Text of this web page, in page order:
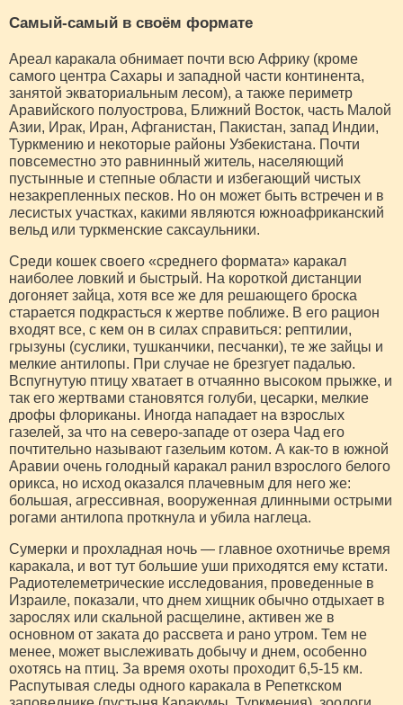
Самый-самый в своём формате
Ареал каракала обнимает почти всю Африку (кроме
самого центра Сахары и западной части континента,
занятой экваториальным лесом), а также периметр
Аравийского полуострова, Ближний Восток, часть Малой
Азии, Ирак, Иран, Афганистан, Пакистан, запад Индии,
Туркмению и некоторые районы Узбекистана. Почти
повсеместно это равнинный житель, населяющий
пустынные и степные области и избегающий чистых
незакрепленных песков. Но он может быть встречен и в
лесистых участках, какими являются южноафриканский
вельд или туркменские саксаульники.
Среди кошек своего «среднего формата» каракал
наиболее ловкий и быстрый. На короткой дистанции
догоняет зайца, хотя все же для решающего броска
старается подкрасться к жертве поближе. В его рацион
входят все, с кем он в силах справиться: рептилии,
грызуны (суслики, тушканчики, песчанки), те же зайцы и
мелкие антилопы. При случае не брезгует падалью.
Вспугнутую птицу хватает в отчаянно высоком прыжке, и
так его жертвами становятся голуби, цесарки, мелкие
дрофы флориканы. Иногда нападает на взрослых
газелей, за что на северо-западе от озера Чад его
почтительно называют газельим котом. А как-то в южной
Аравии очень голодный каракал ранил взрослого белого
орикса, но исход оказался плачевным для него же:
большая, агрессивная, вооруженная длинными острыми
рогами антилопа проткнула и убила наглеца.
Сумерки и прохладная ночь — главное охотничье время
каракала, и вот тут большие уши приходятся ему кстати.
Радиотелеметрические исследования, проведенные в
Израиле, показали, что днем хищник обычно отдыхает в
зарослях или скальной расщелине, активен же в
основном от заката до рассвета и рано утром. Тем не
менее, может выслеживать добычу и днем, особенно
охотясь на птиц. За время охоты проходит 6,5-15 км.
Распутывая следы одного каракала в Репеткском